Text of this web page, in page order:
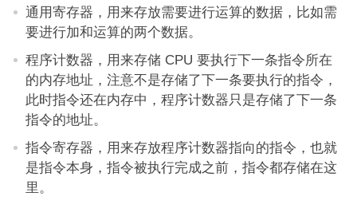
通用寄存器，用来存放需要进行运算的数据，比如需
要进行加和运算的两个数据。
程序计数器，用来存储 CPU 要执行下一条指令所在
的内存地址，注意不是存储了下一条要执行的指令，
此时指令还在内存中，程序计数器只是存储了下一条
指令的地址。
指令寄存器，用来存放程序计数器指向的指令，也就
是指令本身，指令被执行完成之前，指令都存储在这
里。